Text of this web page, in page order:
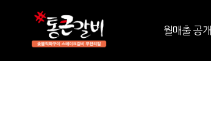
월매출 공개